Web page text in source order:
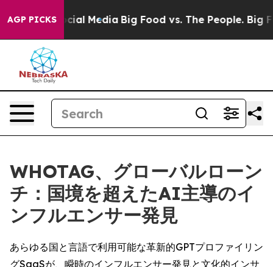
AGP PICKS
on Social Media Big Food vs. The People. Big
WHOTAG、グローバルローン
チ：国境を超えたAI主導のイ
ンフルエンサー発見
あらゆる国と言語で利用可能な革新的GPTプロファイリン
グSaaSが、瞬時のインフルエンサー発見と文化的インサ